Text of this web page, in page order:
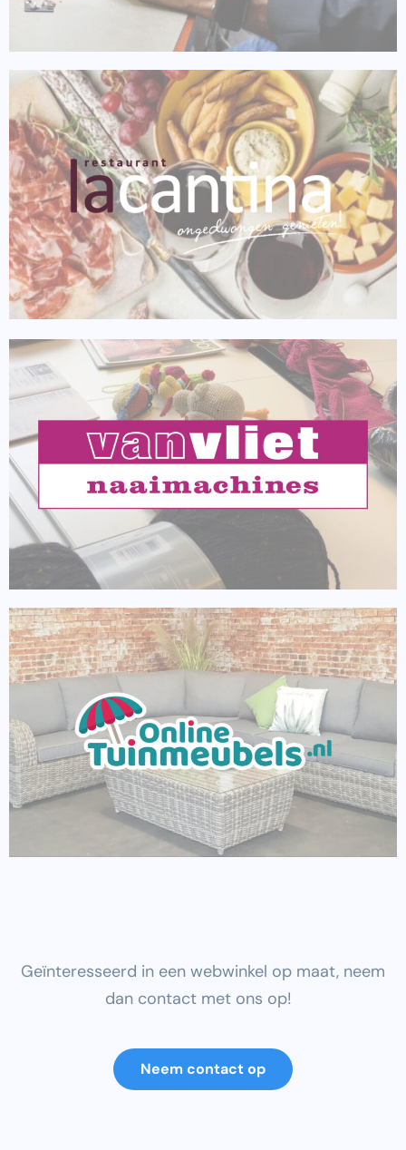
Geïnteresseerd in een webwinkel op maat, neem
dan contact met ons op!
Neem contact op